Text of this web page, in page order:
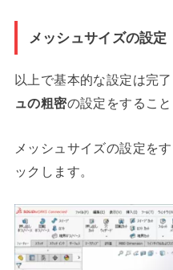
メッシュサイズの設定
以上で基本的な設定は完
ュの粗密の設定をすること
メッシュサイズの設定を
ックします。